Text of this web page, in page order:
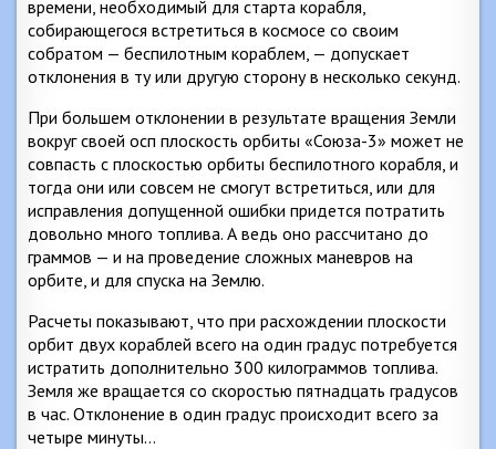
времени, необходимый для старта корабля,
собирающегося встретиться в космосе со своим
собратом — беспилотным кораблем, — допускает
отклонения в ту или другую сторону в несколько секунд.
При большем отклонении в результате вращения Земли
вокруг своей осп плоскость орбиты «Союза-3» может не
совпасть с плоскостью орбиты беспилотного корабля, и
тогда они или совсем не смогут встретиться, или для
исправления допущенной ошибки придется потратить
довольно много топлива. А ведь оно рассчитано до
граммов — и на проведение сложных маневров на
орбите, и для спуска на Землю.
Расчеты показывают, что при расхождении плоскости
орбит двух кораблей всего на один градус потребуется
истратить дополнительно 300 килограммов топлива.
Земля же вращается со скоростью пятнадцать градусов
в час. Отклонение в один градус происходит всего за
четыре минуты…